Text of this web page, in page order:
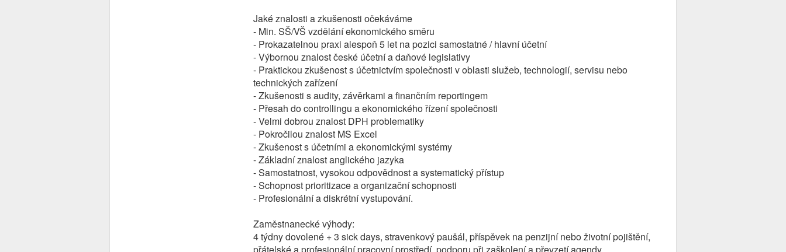
Jaké znalosti a zkušenosti očekáváme
- Min. SŠ/VŠ vzdělání ekonomického směru
- Prokazatelnou praxi alespoň 5 let na pozici samostatné / hlavní účetní
- Výbornou znalost české účetní a daňové legislativy
- Praktickou zkušenost s účetnictvím společnosti v oblasti služeb, technologií, servisu nebo
technických zařízení
- Zkušenosti s audity, závěrkami a finančním reportingem
- Přesah do controllingu a ekonomického řízení společnosti
- Velmi dobrou znalost DPH problematiky
- Pokročilou znalost MS Excel
- Zkušenost s účetními a ekonomickými systémy
- Základní znalost anglického jazyka
- Samostatnost, vysokou odpovědnost a systematický přístup
- Schopnost prioritizace a organizační schopnosti
- Profesionální a diskrétní vystupování.
Zaměstnanecké výhody:
4 týdny dovolené + 3 sick days, stravenkový paušál, příspěvek na penzijní nebo životní pojištění,